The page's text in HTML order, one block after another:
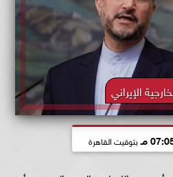
الإيراني
مـ بتوقيت القاهرة